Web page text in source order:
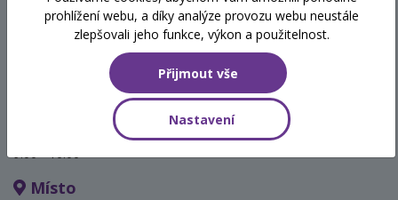
Využití zahrady při práci s
uživateli sociálních služeb
9:00 - 16:00
Místo
prohlížení webu, a díky analýze provozu webu neustále
zlepšovali jeho funkce, výkon a použitelnost.
Přijmout vše
Nastavení